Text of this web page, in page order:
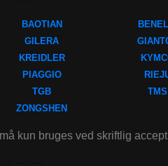
BAOTIAN
GILERA
KREIDLER
PIAGGIO
TGB
ZONGSHEN
TMS
kun bruges ved skriftlig